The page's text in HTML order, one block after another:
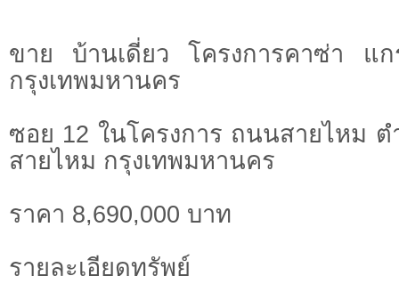
ขาย บ้านเดี่ยว โครงการคาซ่า แ
กรุงเทพมหานคร
ซอย 12 ในโครงการ ถนนสายไหม ต
สายไหม กรุงเทพมหานคร
ราคา 8,690,000 บาท
รายละเอียดทรัพย์